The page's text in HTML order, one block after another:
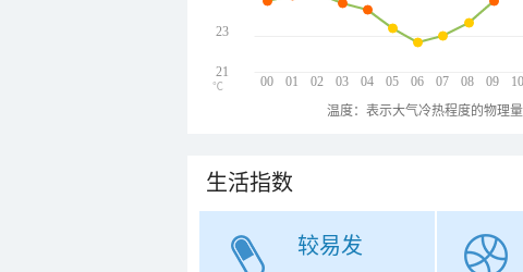
00 01 02 03 04 05 06 07 08 09 10
23
21
℃
温度：表示大气冷热程度的物理
生活指数
较易发